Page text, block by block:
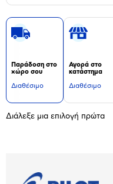
Παράδοση στο
χώρο σου
Διαθέσιμο
Αγορά στο
κατάστημα
Διαθέσιμο
Διάλεξε μια επιλογή πρώτα